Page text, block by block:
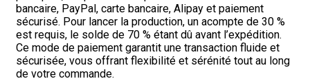
bancaire, PayPal, carte bancaire, Alipay et paiement
sécurisé. Pour lancer la production, un acompte de 30 %
est requis, le solde de 70 % étant dû avant l’expédition.
Ce mode de paiement garantit une transaction fluide et
sécurisée, vous offrant flexibilité et sérénité tout au long
de votre commande.